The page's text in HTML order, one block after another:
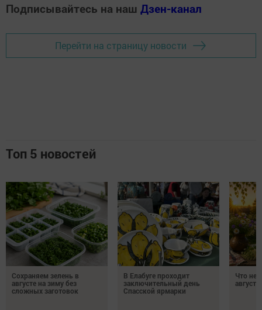
Подписывайтесь на наш Дзен-канал
Перейти на страницу новости
Топ 5 новостей
Сохраняем зелень в
августе на зиму без
сложных заготовок
В Елабуге проходит
заключительный день
Спасской ярмарки
Что